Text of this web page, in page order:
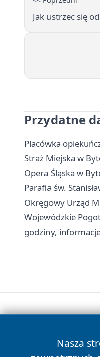
Jak ustrzec się
Przydatne
Placówka
Straż Miejska w
Opera Śląska w
Parafia św.
Okręgowy Urząd
Wojewódzkie
godziny,
Nasza